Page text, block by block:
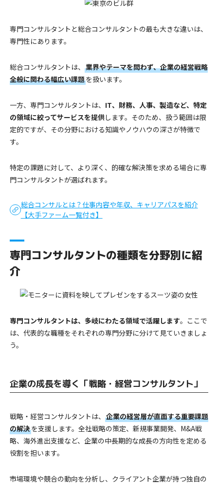
専門コンサルタントと総合コンサルタントの最も大きな違いは、
専門性にあります。
総合コンサルタントは、 業界やテーマを問わず、企業の経営戦略
全般に関わる幅広い課題を扱います。
一方、専門コンサルタントは、 IT、財務、人事、製造など、特定
の領域に絞ってサービスを提供します。そのため、扱う範囲は限
定的ですが、その分野における知識やノウハウの深さが特徴で
す。
特定の課題に対して、より深く、的確な解決策を求める場合に専
門コンサルタントが選ばれます。
総合コンサルとは？仕事内容や年収、キャリアパスを紹介
【大手ファーム一覧付き】
専門コンサルタントの種類を分野別に紹
介
専門コンサルタントは、多岐にわたる領域で活躍します。ここで
は、代表的な職種をそれぞれの専門分野に分けて見ていきましょ
う。
企業の成長を導く「戦略・経営コンサルタント」
戦略・経営コンサルタントは、 企業の経営層が直面する重要課題
の解決を支援します。全社戦略の策定、新規事業開発、M&A戦
略、海外進出支援など、企業の中長期的な成長の方向性を定める
役割を担います。
市場環境や競合の動向を分析し、クライアント企業が持つ独自の